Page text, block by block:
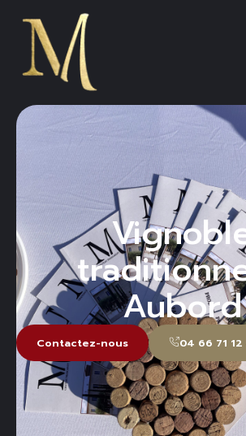
principal
Aubord
Contactez-nous 04 66 71